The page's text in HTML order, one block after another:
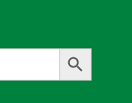
Search Button